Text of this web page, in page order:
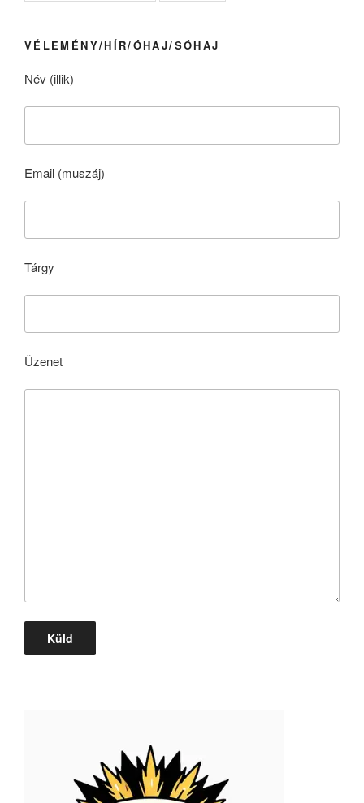
VÉLEMÉNY/HÍR/ÓHAJ/SÓHAJ
Név (illik)
Email (muszáj)
Tárgy
Üzenet